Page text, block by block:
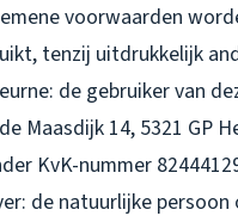
voorwaarden
tenzij uitdrukkelijk
de gebruiker van
Maasdijk 14, 5321 GP
KvK-nummer
de natuurlijke